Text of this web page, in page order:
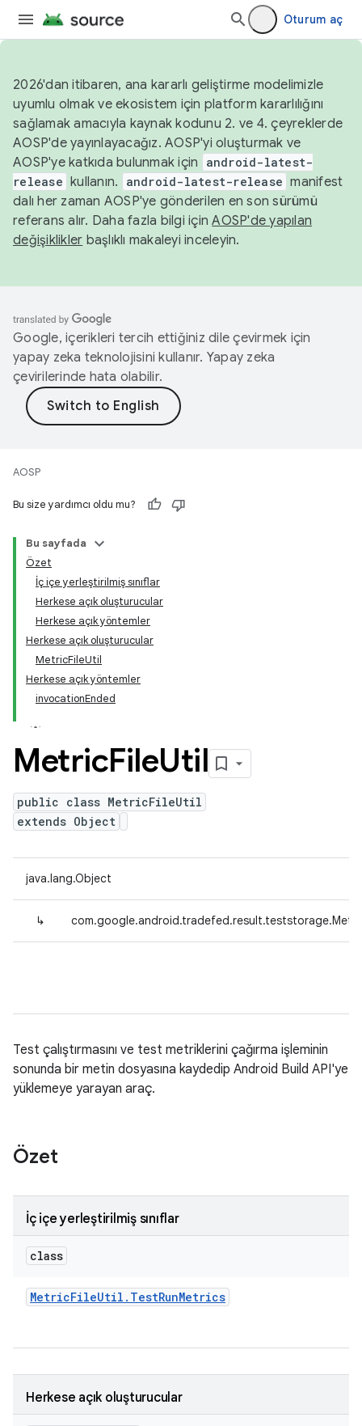
Oturum aç
2026'dan itibaren, ana kararlı geliştirme modelimizle
uyumlu olmak ve ekosistem için platform kararlılığını
sağlamak amacıyla kaynak kodunu 2. ve 4. çeyreklerde
AOSP'de yayınlayacağız. AOSP'yi oluşturmak ve
AOSP'ye katkıda bulunmak için
android-latest-
release kullanın. android-latest-release manifest
dalı her zaman AOSP'ye gönderilen en son sürümü
referans alır. Daha fazla bilgi içinAOSP'de yapılan
değişiklikler başlıklı makaleyi inceleyin.
Google, içerikleri tercih ettiğiniz dile çevirmek için
yapay zeka teknolojisini kullanır. Yapay zeka
çevirilerinde hata olabilir.
AOSP
Bu size yardımcı oldu mu?
Bu sayfada
Özet
İç içe yerleştirilmiş sınıflar
Herkese açık oluşturucular
Herkese açık yöntemler
Herkese açık oluşturucular
MetricFileUtil
Herkese açık yöntemler
invocationEnded
MetricFileUtil
public class MetricFileUtil
extends Object
java.lang.Object
↳
Test çalıştırmasını ve test metriklerini çağırma işleminin
sonunda bir metin dosyasına kaydedip Android Build API'ye
yüklemeye yarayan araç.
Özet
İç içe yerleştirilmiş sınıflar
class
MetricFileUtil . TestRunMetrics
Herkese açık oluşturucular